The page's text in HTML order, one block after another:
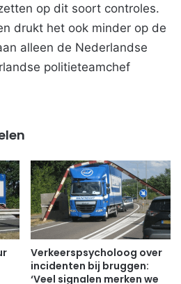
op dit soort controles.
drukt het ook minder op de
alleen de Nederlandse
politieteamchef
Verkeerspsycholoog over
incidenten bij bruggen:
‘Veel signalen merken we